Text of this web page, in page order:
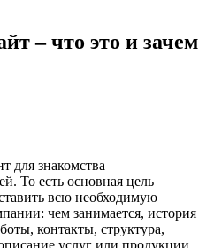
–что это и зачем
для знакомства
То есть основная цель
всю необходимую
чем занимается, история
контакты, структура,
услуг или продукции,